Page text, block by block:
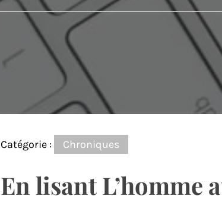
Catégorie : Chroniques
En lisant L’homme